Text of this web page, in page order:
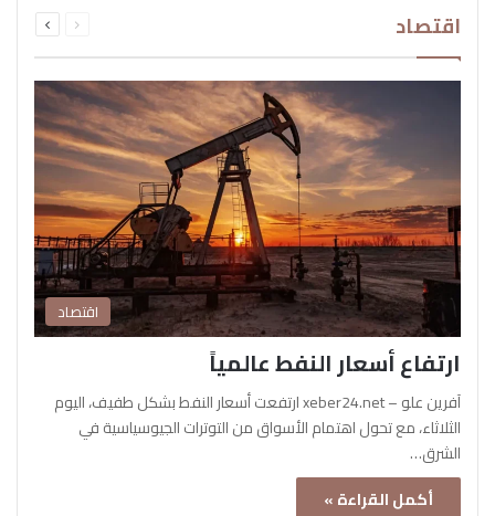
اقتصاد الصفحةالصفحة
اقتصاد
ارتفاع أسعار النفط عالمياً
آفرين علو – xeber24.net ارتفعت أسعار النفط بشكل طفيف، اليوم
الثلاثاء، مع تحول اهتمام الأسواق من التوترات الجيوسياسية في
الشرق…
أكمل القراءة »